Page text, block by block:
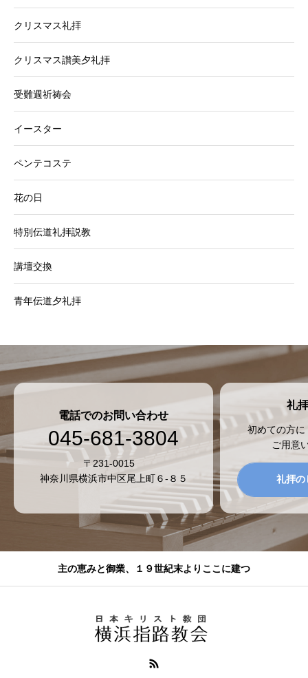
クリスマス礼拝
クリスマス讃美夕礼拝
受難週祈祷会
イースター
ペンテコステ
花の日
特別伝道礼拝説教
講壇交換
青年伝道夕礼拝
電話でのお問い合わせ
045-681-3804
〒231-0015
神奈川県横浜市中区尾上町６-８５
礼
初めての方
ご用意
礼拝の
主の恵みと御業、１９世紀末よりここに建つ